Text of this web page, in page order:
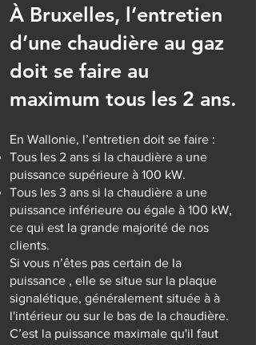
À Bruxelles, l’entretien
d’une chaudière au gaz
doit se faire au
maximum tous les 2 ans.
En Wallonie, l’entretien doit se faire :
Tous les 2 ans si la chaudière a une
puissance supérieure à 100 kW.
Tous les 3 ans si la chaudière a une
puissance inférieure ou égale à 100 kW,
ce qui est la grande majorité de nos
clients.
Si vous n’êtes pas certain de la
puissance , elle se situe sur la plaque
signalétique, généralement située à à
l'intérieur ou sur le bas de la chaudière.
C’est la puissance maximale qu'il faut